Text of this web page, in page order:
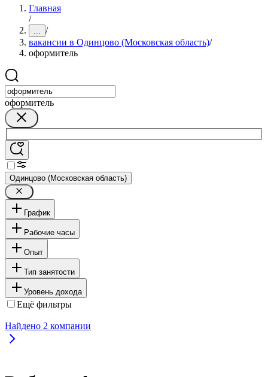
Главная
/
... /
вакансии в Одинцово (Московская область)/
оформитель
оформитель
Одинцово (Московская область)
График
Рабочие часы
Опыт
Тип занятости
Уровень дохода
Ещё фильтры
Найдено 2 компании